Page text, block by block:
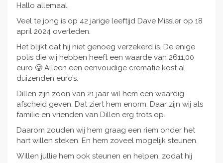
Hallo allemaal,
Veel te jong is op 42 jarige leeftijd Dave Missler op 18
april 2024 overleden.
Het blijkt dat hij niet genoeg verzekerd is. De enige
polis die wij hebben heeft een waarde van 2611,00
euro 🥲 Alleen een eenvoudige crematie kost al
duizenden euro’s.
Dillen zijn zoon van 21 jaar wil hem een waardig
afscheid geven. Dat ziert hem enorm. Daar zijn wij als
familie en vrienden van Dillen erg trots op.
Daarom zouden wij hem graag een riem onder het
hart willen steken. En hem zoveel mogelijk steunen.
Willen jullie hem ook steunen en helpen, zodat hij